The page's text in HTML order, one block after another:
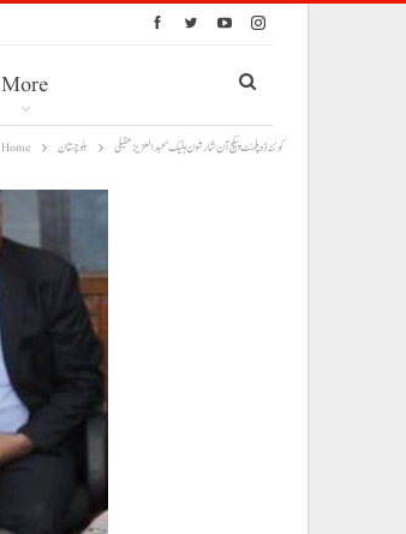
More
Home بلوچستان کوئٹہ ڈوپلمنٹ پیکج آن شار شون ہلیک‘ عبدالعزیز عقیلی